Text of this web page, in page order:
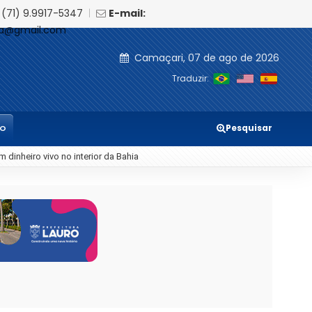
9.9917-5347 |
E-mail:
Camaçari, 07 de ago de 2026
Traduzir:
Pesquisar
Shopee